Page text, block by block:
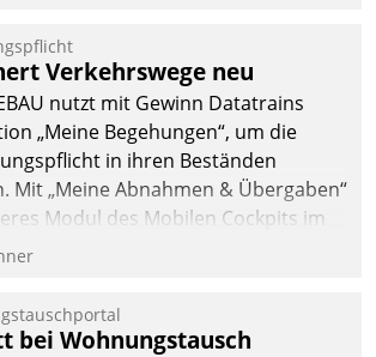
Verkehrswege neu
nutzt mit Gewinn Datatrains
„Meine Begehungen“, um die
in ihren Beständen
Mit „Meine Abnahmen & Übergaben“
Modul des Mobilen Cockpits im
bei Wohnungstausch